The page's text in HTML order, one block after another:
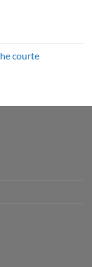
courte